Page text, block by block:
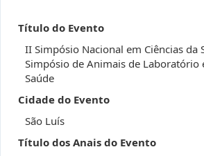
Título do Evento
II Simpósio Nacional em Ciências da
Simpósio de Animais de Laboratório
Saúde
Cidade do Evento
São Luís
Título dos Anais do Evento